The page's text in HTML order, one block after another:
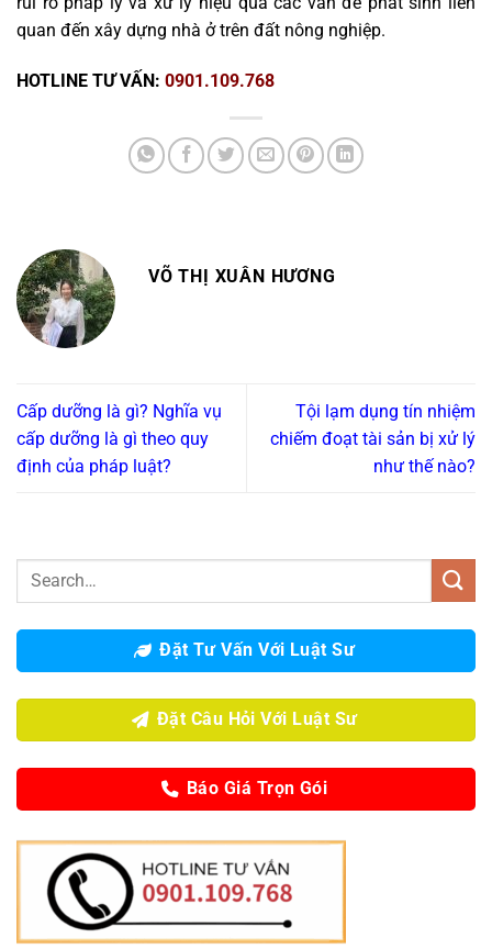
quan đến xây dựng nhà ở trên đất nông nghiệp.
HOTLINE TƯ VẤN: 0901.109.768
VÕ THỊ XUÂN HƯƠNG
Cấp dưỡng là gì? Nghĩa vụ
cấp dưỡng là gì theo quy
định của pháp luật?
Tội lạm dụng tín nhiệm
chiếm đoạt tài sản bị xử lý
như thế nào?
Đặt Tư Vấn Với Luật Sư
Đặt Câu Hỏi Với Luật Sư
Báo Giá Trọn Gói